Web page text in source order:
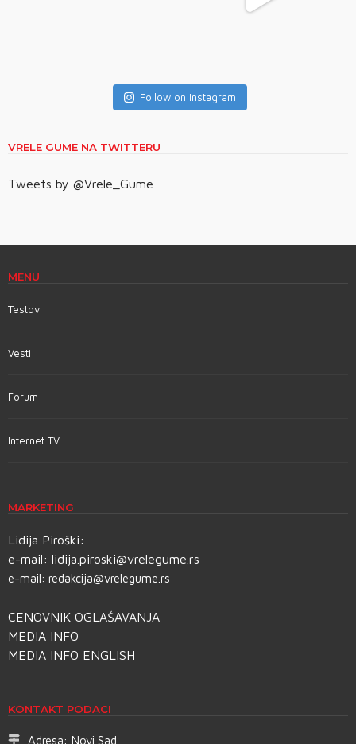
Follow on Instagram
VRELE GUME NA TWITTERU
Tweets by @Vrele_Gume
MENU
Testovi
Vesti
Forum
Internet TV
MARKETING
Lidija Piroški:
e-mail: lidija.piroski@vrelegume.rs
e-mail: redakcija@vrelegume.rs
CENOVNIK OGLAŠAVANJA
MEDIA INFO
MEDIA INFO ENGLISH
KONTAKT PODACI
Adresa: Novi Sad